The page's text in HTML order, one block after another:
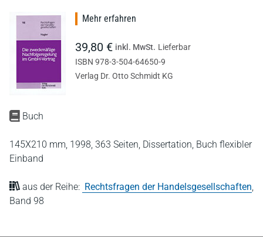
Buch
145X210 mm, 1998, 363 Seiten, Dissertation, Buch flexibler
Einband
aus der Reihe: Rechtsfragen der Handelsgesellschaften
Band 98
Mehr erfahren
39,80 € inkl. MwSt. Lieferbar
ISBN 978-3-504-64650-9
Verlag Dr. Otto Schmidt KG